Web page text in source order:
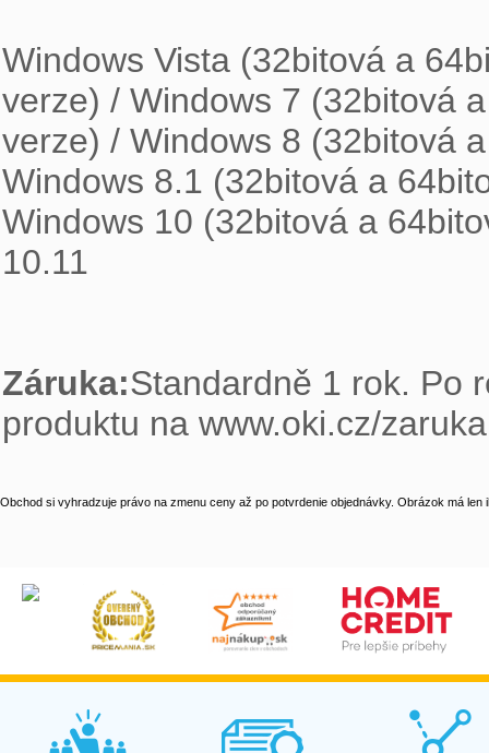
Windows Vista (32bitová a
verze) / Windows 7 (32bitová
verze) / Windows 8 (32bitová
Windows 8.1 (32bitová a
Windows 10 (32bitová a
10.11
Záruka:Standardně 1 rok. Po
produktu na www.oki.cz/
Obchod si vyhradzuje právo na zmenu ceny až po potvrdenie objednávky. Obrázok má len